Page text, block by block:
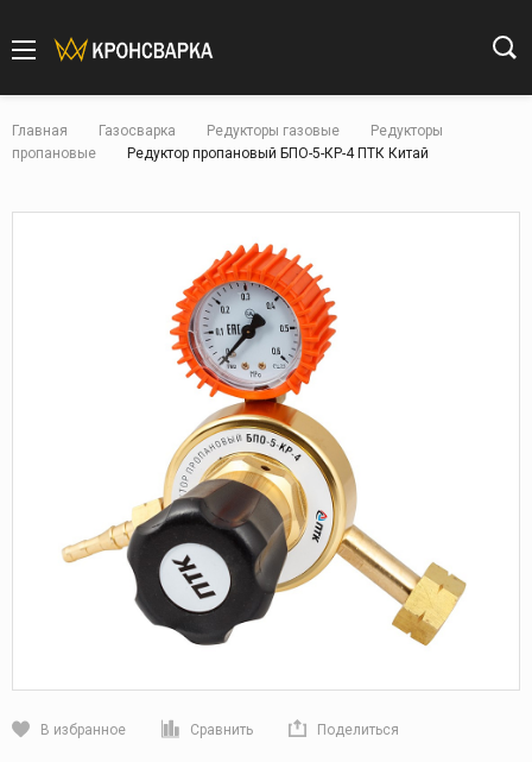
Главная Газосварка Редукторы газовые
Редукторы
пропановые
Редуктор пропановый БПО-5-КР-4 ПТК Китай
В избранное Сравнить Поделиться